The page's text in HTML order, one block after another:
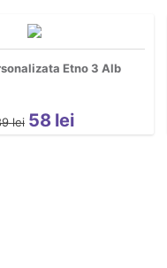
Etno 3 Alb
lei 58 lei